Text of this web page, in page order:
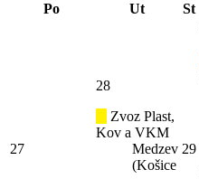
Po
Ut St
27
28
Zvoz Plast,
Kov a VKM
Medzev
(Košice
29